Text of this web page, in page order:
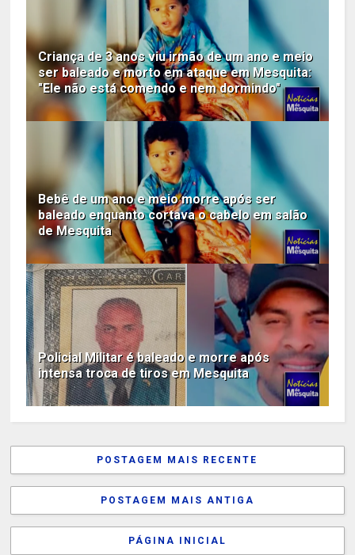
Criança de 3 anos viu irmão de um ano e meio
ser baleado e morto em ataque em Mesquita:
"Ele não está comendo e nem dormindo"
Bebê de um ano e meio morre após ser
baleado enquanto cortava o cabelo em salão
de Mesquita
Policial Militar é baleado e morre após
intensa troca de tiros em Mesquita
POSTAGEM MAIS RECENTE
POSTAGEM MAIS ANTIGA
PÁGINA INICIAL